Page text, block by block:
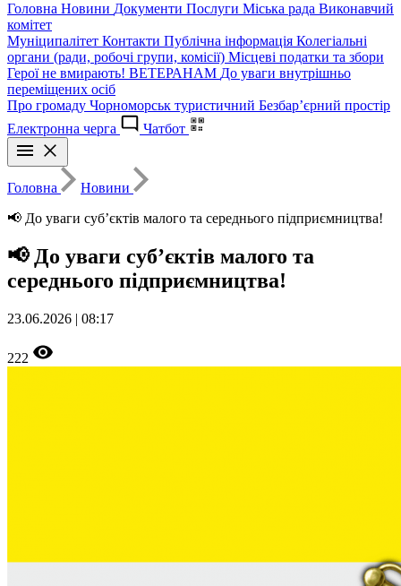
Головна Новини Документи Послуги Міська рада Виконавчий
комітет
Муніципалітет Контакти Публічна інформація Колегіальні
органи (ради, робочі групи, комісії) Місцеві податки та збори
Герої не вмирають! ВЕТЕРАНАМ До уваги внутрішньо
переміщених осіб
Про громаду Чорноморськ туристичний Безбар’єрний простір
Електронна черга
Чатбот
Головна
Новини
📢 До уваги суб’єктів малого та середнього підприємництва!
📢 До уваги суб’єктів малого та
середнього підприємництва!
23.06.2026 | 08:17
222